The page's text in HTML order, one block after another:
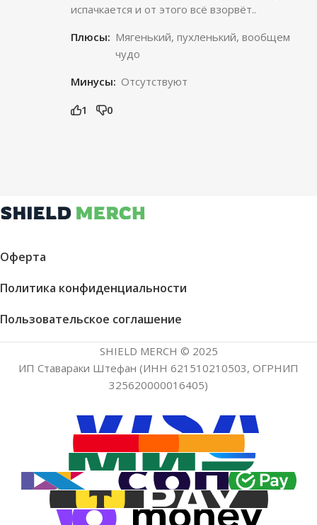
испачкается и от этого всё взорвёт..
Плюсы: Мягенький, пухленький, вообщем
чудо
Минусы: Отсутствуют
1 0
Оферта
Политика конфиденциальности
Пользовательское соглашение
SHIELD MERCH © 2025
ИП Ставараки Штефан (ИНН 621510210503, ОГРНИП
325620000016405)